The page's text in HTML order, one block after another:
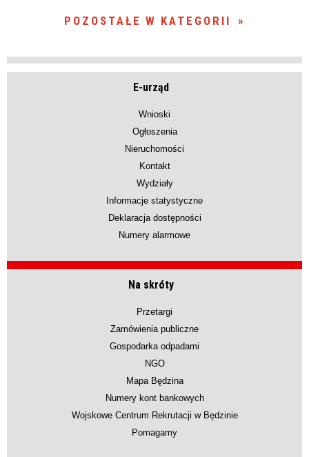
POZOSTAŁE W KATEGORII
E-urząd
Wnioski
Ogłoszenia
Nieruchomości
Kontakt
Wydziały
Informacje statystyczne
Deklaracja dostępności
Numery alarmowe
Na skróty
Przetargi
Zamówienia publiczne
Gospodarka odpadami
NGO
Mapa Będzina
Numery kont bankowych
Wojskowe Centrum Rekrutacji w Będzinie
Pomagamy